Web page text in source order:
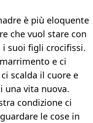
è più eloquente
che vuol stare con
suoi figli crocifissi.
e ci
scalda il cuore e
una vita nuova.
condizione ci
le cose in